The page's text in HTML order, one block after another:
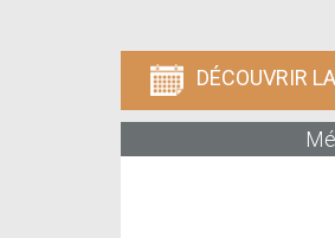
DÉCOUVRIR